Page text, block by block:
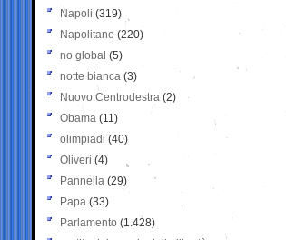
Napoli (319)
Napolitano (220)
no global (5)
notte bianca (3)
Nuovo Centrodestra (2)
Obama (11)
olimpiadi (40)
Oliveri (4)
Pannella (29)
Papa (33)
Parlamento (1.428)